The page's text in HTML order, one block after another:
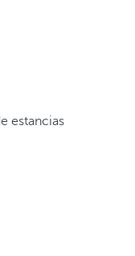
estancias